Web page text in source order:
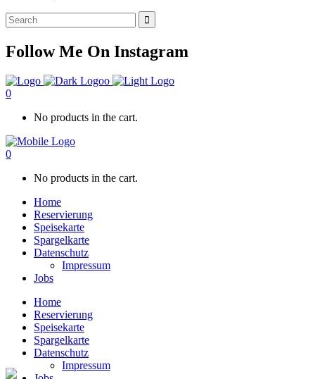
Search
for:
Follow Me On Instagram
0
No products in the cart.
0
No products in the cart.
Home
Reservierung
Speisekarte
Spargelkarte
Datenschutz
Impressum
Jobs
Home
Reservierung
Speisekarte
Spargelkarte
Datenschutz
Impressum